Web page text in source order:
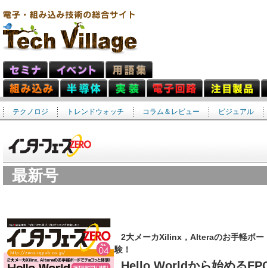
テクノロジ トレンドウォッチ コラム＆レビュー ビジュアル
最新号
2大メーカXilinx，Alteraのお手軽ボー
験！